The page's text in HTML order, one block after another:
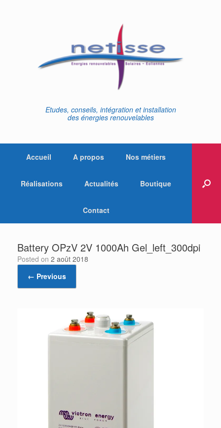
Etudes, conseils, intégration et installation
des énergies renouvelables
Accueil A propos Nos métiers
Réalisations Actualités Boutique
Contact
Battery OPzV 2V 1000Ah Gel_left_300dpi
Posted on 2 août 2018
← Previous